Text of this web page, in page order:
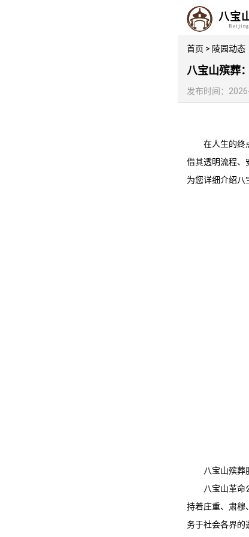
八宝
Beijing
首页 > 陵园动态
八宝山殡葬
发布时间：
在人生的终
借其透明流程、
为您详细介绍八
八宝山殡葬
八宝山革命
持着庄重、肃穆
务于社会各界的